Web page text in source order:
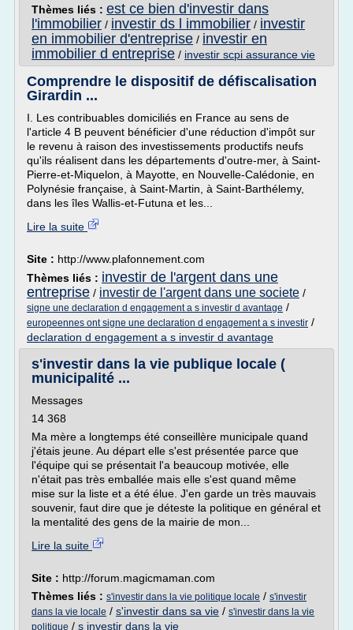
Thèmes liés : est ce bien d'investir dans
l'immobilier / investir ds l immobilier / investir
en immobilier d'entreprise / investir en
immobilier d entreprise / investir scpi assurance vie
Comprendre le dispositif de défiscalisation
Girardin ...
I. Les contribuables domiciliés en France au sens de
l'article 4 B peuvent bénéficier d'une réduction d'impôt sur
le revenu à raison des investissements productifs neufs
qu'ils réalisent dans les départements d'outre-mer, à Saint-
Pierre-et-Miquelon, à Mayotte, en Nouvelle-Calédonie, en
Polynésie française, à Saint-Martin, à Saint-Barthélemy,
dans les îles Wallis-et-Futuna et les...
Lire la suite
Site : http://www.plafonnement.com
Thèmes liés : investir de l'argent dans une
entreprise / investir de l'argent dans une societe /
signe une declaration d engagement a s investir d avantage /
europeennes ont signe une declaration d engagement a s investir /
declaration d engagement a s investir d avantage
s'investir dans la vie publique locale (
municipalité ...
Messages
14 368
Ma mère a longtemps été conseillère municipale quand
j'étais jeune. Au départ elle s'est présentée parce que
l'équipe qui se présentait l'a beaucoup motivée, elle
n'était pas très emballée mais elle s'est quand même
mise sur la liste et a été élue. J'en garde un très mauvais
souvenir, faut dire que je déteste la politique en général et
la mentalité des gens de la mairie de mon...
Lire la suite
Site : http://forum.magicmaman.com
Thèmes liés : s'investir dans la vie politique locale / s'investir
dans la vie locale / s'investir dans sa vie / s'investir dans la vie
politique / s investir dans la vie